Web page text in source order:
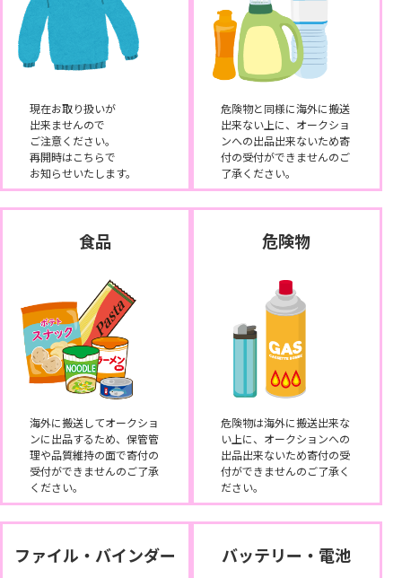
現在お取り扱いが
出来ませんので
ご注意ください。
再開時はこちらで
お知らせいたします。
危険物と同様に海外に搬送
出来ない上に、オークショ
ンへの出品出来ないため寄
付の受付ができませんのご
了承ください。
食品
海外に搬送してオークショ
ンに出品するため、保管管
理や品質維持の面で寄付の
受付ができませんのご了承
ください。
危険物
危険物は海外に搬送出来な
い上に、オークションへの
出品出来ないため寄付の受
付ができませんのご了承く
ださい。
ファイル・バインダー バッテリー・電池